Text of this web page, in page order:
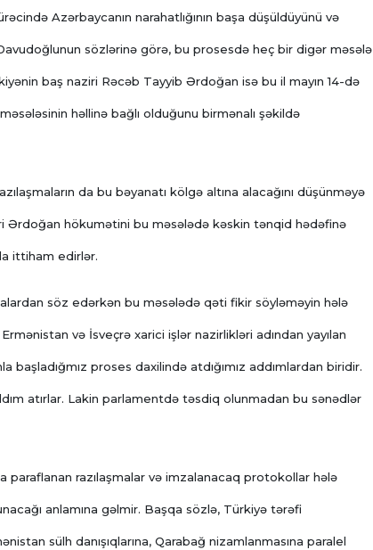
Azərbaycanın narahatlığının başa düşüldüyünü və
sözlərinə görə, bu prosesdə heç bir digər məsələ
baş naziri Rəcəb Tayyib Ərdoğan isə bu il mayın 14-də
həllinə bağlı olduğunu birmənalı şəkildə
da bu bəyanatı kölgə altına alacağını düşünməyə
Ərdoğan hökumətini bu məsələdə kəskin tənqid hədəfinə
ittiham edirlər.
söz edərkən bu məsələdə qəti fikir söyləməyin hələ
və İsveçrə xarici işlər nazirlikləri adından yayılan
proses daxilində atdığımız addımlardan biridir.
atırlar. Lakin parlamentdə təsdiq olunmadan bu sənədlər
paraflanan razılaşmalar və imzalanacaq protokollar hələ
anlamına gəlmir. Başqa sözlə, Türkiyə tərəfi
sülh danışıqlarına, Qarabağ nizamlanmasına paralel